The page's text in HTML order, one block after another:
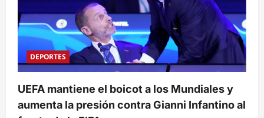
DEPORTES
UEFA mantiene el boicot a los Mundiales y
aumenta la presión contra Gianni Infantino al